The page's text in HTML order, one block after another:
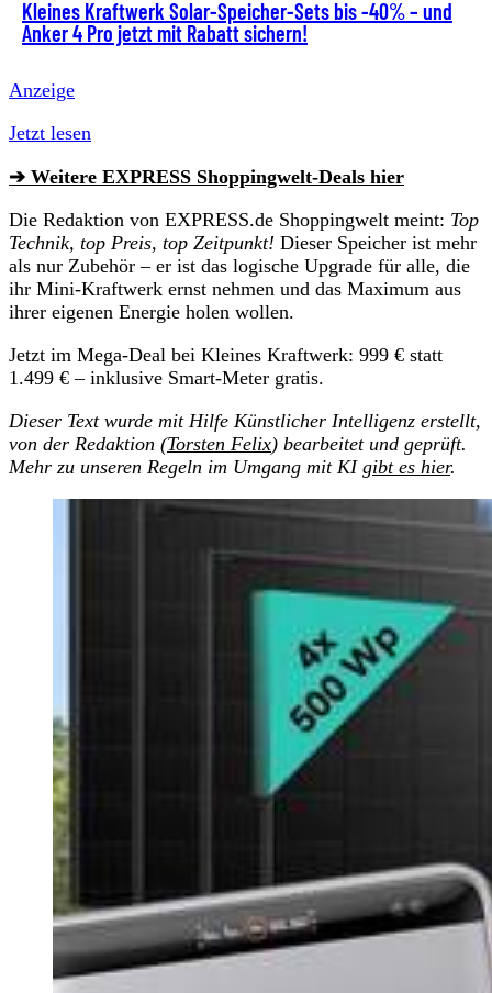
Kleines Kraftwerk Solar-Speicher-Sets bis -40% – und
Anker 4 Pro jetzt mit Rabatt sichern!
Anzeige
Jetzt lesen
➔ Weitere EXPRESS Shoppingwelt-Deals hier
Die Redaktion von EXPRESS.de Shoppingwelt meint: Top
Technik, top Preis, top Zeitpunkt! Dieser Speicher ist mehr
als nur Zubehör – er ist das logische Upgrade für alle, die
ihr Mini-Kraftwerk ernst nehmen und das Maximum aus
ihrer eigenen Energie holen wollen.
Jetzt im Mega-Deal bei Kleines Kraftwerk: 999 € statt
1.499 € – inklusive Smart-Meter gratis.
Dieser Text wurde mit Hilfe Künstlicher Intelligenz erstellt,
von der Redaktion (Torsten Felix) bearbeitet und geprüft.
Mehr zu unseren Regeln im Umgang mit KI gibt es hier.